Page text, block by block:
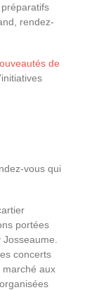
rendez-
de
vous qui
portées
concerts
marché aux